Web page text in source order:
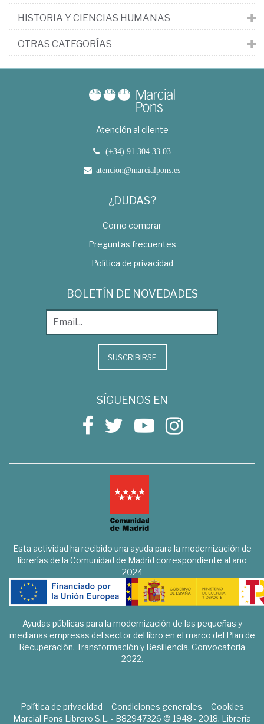
HISTORIA Y CIENCIAS HUMANAS
OTRAS CATEGORÍAS
Atención al cliente
(+34) 91 304 33 03
atencion@marcialpons.es
¿DUDAS?
Como comprar
Preguntas frecuentes
Política de privacidad
BOLETÍN DE NOVEDADES
SUSCRIBIRSE
SÍGUENOS EN
Esta actividad ha recibido una ayuda para la modernización de
librerías de la Comunidad de Madrid correspondiente al año
2024
Ayudas públicas para la modernización de las pequeñas y
medianas empresas del sector del libro en el marco del Plan de
Recuperación, Transformación y Resiliencia. Convocatoria
2022.
Política de privacidad Condiciones generales
Cookies
Marcial Pons Librero S.L. - B82947326 © 1948 - 2018. Librería